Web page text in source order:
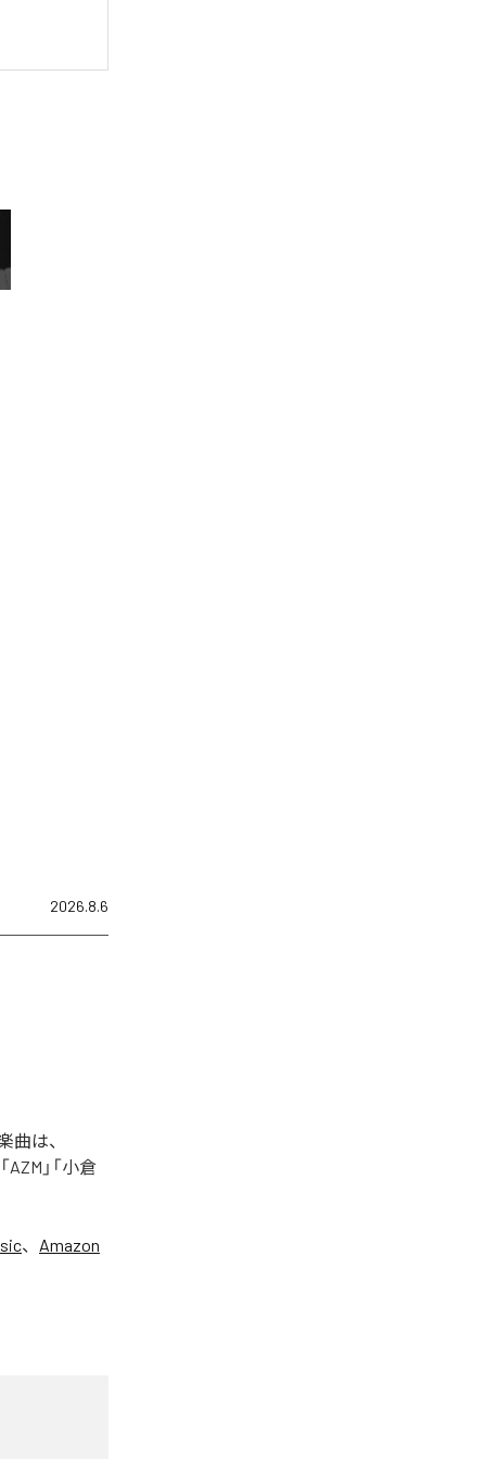
2026.8.6
曲は、
AZM」「小倉
、 Amazon